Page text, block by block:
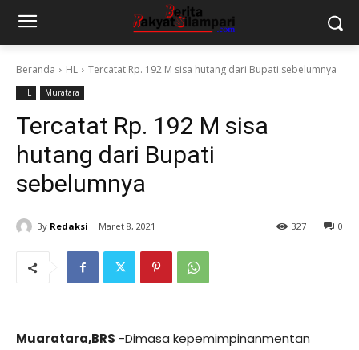
Beranda HL Tercatat Rp. 192 M sisa hutang dari Bupati sebelumnya
HL Muratara
Tercatat Rp. 192 M sisa
hutang dari Bupati
sebelumnya
By Redaksi Maret 8, 2021 0
327
Muaratara,BRS -Dimasa kepemimpinanmentan